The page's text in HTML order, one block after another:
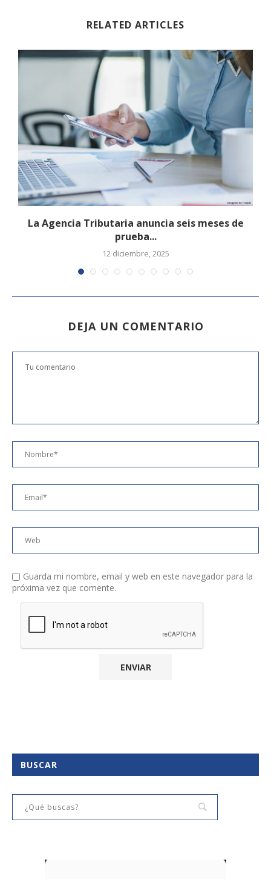
RELATED ARTICLES
La Agencia Tributaria anuncia seis meses de
prueba...
12 diciembre, 2025
DEJA UN COMENTARIO
Guarda mi nombre, email y web en este navegador para la
próxima vez que comente.
BUSCAR